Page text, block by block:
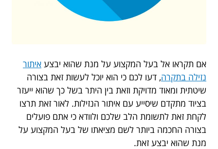
אם תקראו אל בעל המקצוע על מנת שהוא יבצע איתור
נזילה בתקרה, דעו לכם כי הוא יוכל לעשות זאת בצורה
שיטתית ומאוד מדויקת וזאת בין היתר בשל כך שהוא ייעזר
בציוד מתקדם שיסייע עם איתור הנזילות. לאור זאת תרצו
לקחת זאת לתשומת הלב שלכם ולוודא כי אתם פועלים
בצורה החכמה ביותר לשם מציאתו של בעל המקצוע על
מנת שהוא יבצע זאת.